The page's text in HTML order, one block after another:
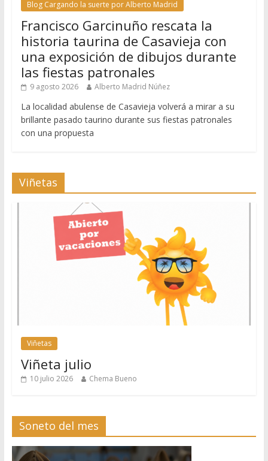
Blog Cargando la suerte por Alberto Madrid
Francisco Garcinuño rescata la
historia taurina de Casavieja con
una exposición de dibujos durante
las fiestas patronales
9 agosto 2026 Alberto Madrid Núñez
La localidad abulense de Casavieja volverá a mirar a su
brillante pasado taurino durante sus fiestas patronales
con una propuesta
Viñetas
Viñetas
Viñeta julio
10 julio 2026 Chema Bueno
Soneto del mes